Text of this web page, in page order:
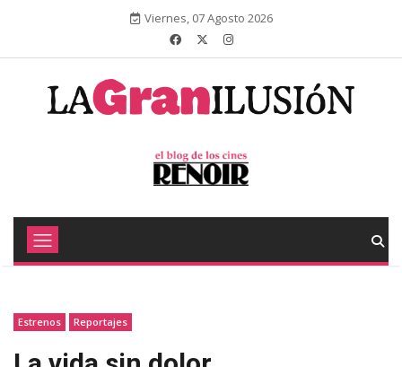
Viernes, 07 Agosto 2026
Estrenos Reportajes